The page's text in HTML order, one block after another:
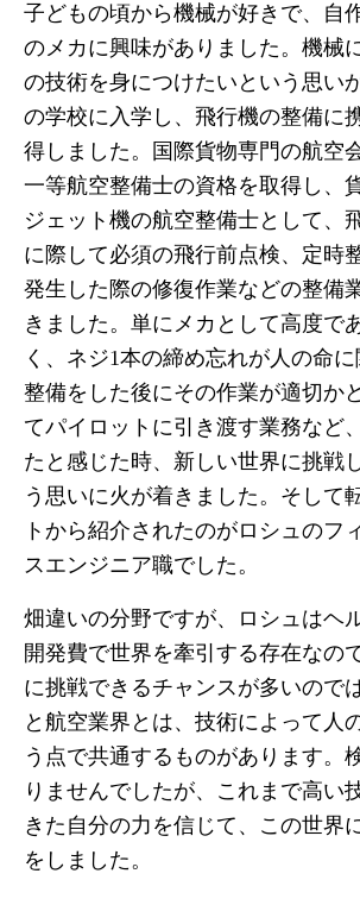
子どもの頃から機械が好きで、自
のメカに興味がありました。機械
の技術を身につけたいという思い
の学校に入学し、飛行機の整備に
得しました。国際貨物専門の航空
一等航空整備士の資格を取得し、
ジェット機の航空整備士として、
に際して必須の飛行前点検、定時
発生した際の修復作業などの整備
きました。単にメカとして高度で
く、ネジ1本の締め忘れが人の命に
整備をした後にその作業が適切か
てパイロットに引き渡す業務など
たと感じた時、新しい世界に挑戦
う思いに火が着きました。そして
トから紹介されたのがロシュのフ
スエンジニア職でした。
畑違いの分野ですが、ロシュはヘ
開発費で世界を牽引する存在なの
に挑戦できるチャンスが多いので
と航空業界とは、技術によって人
う点で共通するものがあります。
りませんでしたが、これまで高い
きた自分の力を信じて、この世界
をしました。